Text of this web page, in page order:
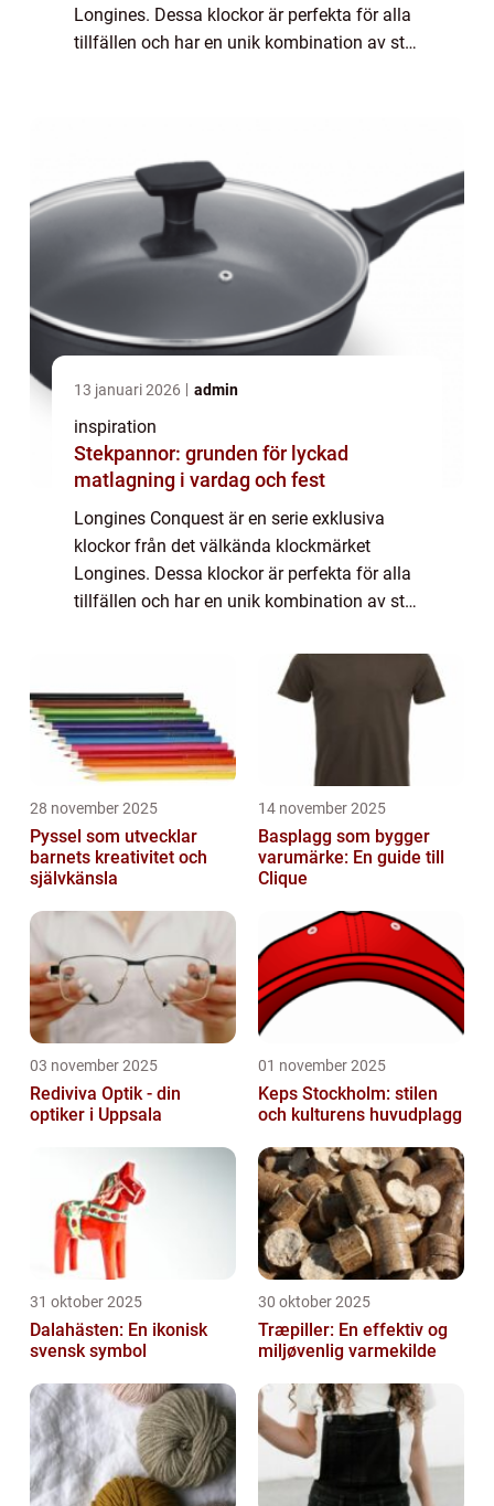
Longines. Dessa klockor är perfekta för alla
tillfällen och har en unik kombination av stil,
13 januari 2026 admin
inspiration
Stekpannor: grunden för lyckad
matlagning i vardag och fest
Longines Conquest är en serie exklusiva
klockor från det välkända klockmärket
Longines. Dessa klockor är perfekta för alla
tillfällen och har en unik kombination av stil,
28 november 2025
Pyssel som utvecklar
barnets kreativitet och
självkänsla
14 november 2025
Basplagg som bygger
varumärke: En guide till
Clique
03 november 2025
Rediviva Optik - din
optiker i Uppsala
01 november 2025
Keps Stockholm: stilen
och kulturens huvudplagg
31 oktober 2025
Dalahästen: En ikonisk
svensk symbol
30 oktober 2025
Træpiller: En effektiv og
miljøvenlig varmekilde